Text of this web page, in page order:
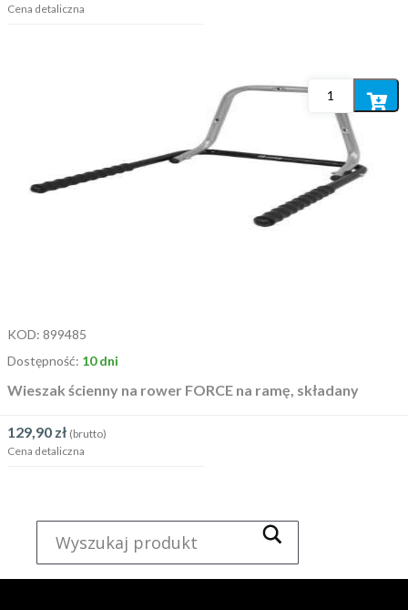
Cena detaliczna
KOD: 899485
Dostępność: 10 dni
Wieszak ścienny na rower FORCE na ramę, składany
129,90 zł (brutto)
Cena detaliczna
Dodaj
koszyka